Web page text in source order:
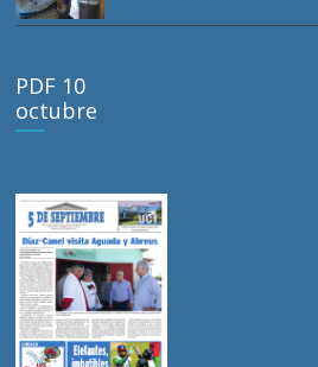
PDF 10
octubre